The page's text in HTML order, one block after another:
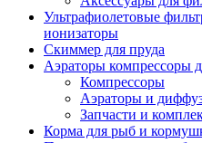
Ультрафиолетовые
ионизаторы
Скиммер для пруда
Аэраторы компрессоры
Компрессоры
Аэраторы и
Запчасти и
Корма для рыб и